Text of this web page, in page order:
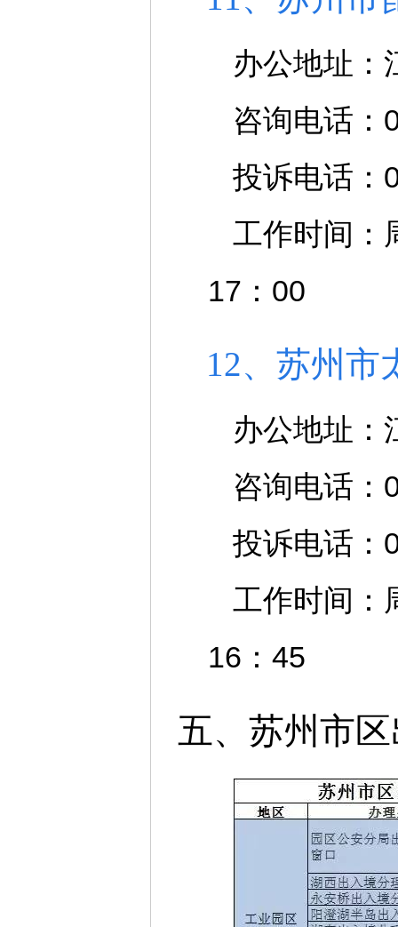
办公地址：
咨询电话：
投诉电话：
工作时间：
17：00
12、苏州市
办公地址：
咨询电话：
投诉电话：
工作时间：
16：45
五、苏州市